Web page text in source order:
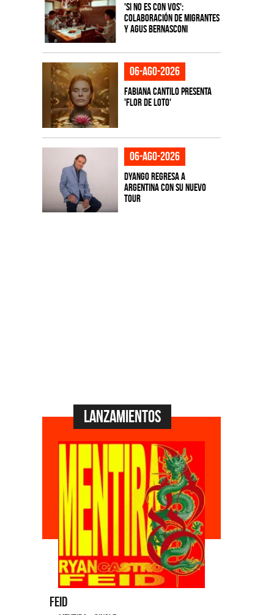
'Si No Es Con Vos':
colaboración de Migrantes
y Agus Bernasconi
06-ago-2026
Fabiana Cantilo presenta
'Flor de Loto'
06-ago-2026
Dyango regresa a
Argentina con su nuevo
tour
Lanzamientos
Feid